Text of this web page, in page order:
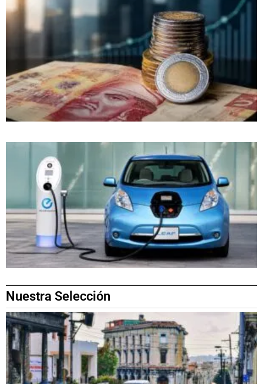
Nuestra Selección